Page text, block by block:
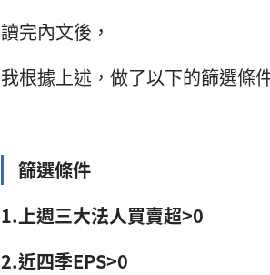
讀完內文後，
我根據上述，做了以下的篩選條
篩選條件
1.上週三大法人買賣超>0
2.近四季EPS>0